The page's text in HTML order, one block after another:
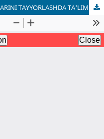
CHOLGʻU IJROCHILIGI PEDAGOGLARINI TAYYORLASHDA TA'LIM VA AMALIYOTNING O'ZARO ALOQASI